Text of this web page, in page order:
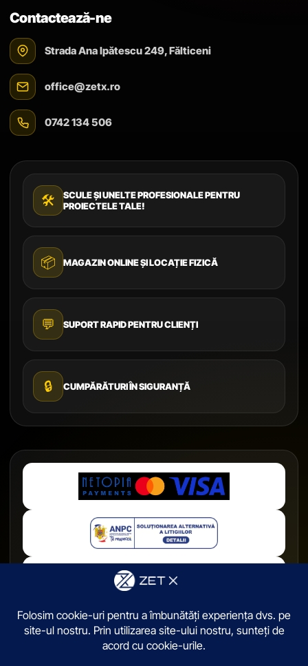
Contactează-ne
Strada Ana Ipătescu 249, Fălticeni
office@zetx.ro
0742 134 506
🛠️
SCULE ȘI UNELTE PROFESIONALE PENTRU
PROIECTELE TALE!
📦 MAGAZIN ONLINE ȘI LOCAȚIE FIZICĂ
💬 SUPORT RAPID PENTRU CLIENȚI
🔒 CUMPĂRĂTURI ÎN SIGURANȚĂ